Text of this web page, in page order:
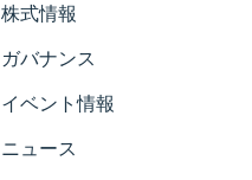
株式情報
ガバナンス
イベント情報
ニュース